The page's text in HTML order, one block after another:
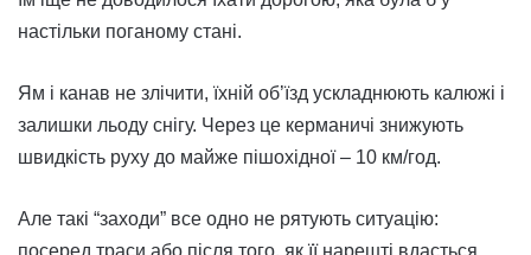
настільки поганому стані.
Ям і канав не злічити, їхній об’їзд ускладнюють калюжі і
залишки льоду снігу. Через це керманичі знижують
швидкість руху до майже пішохідної – 10 км/год.
Але такі “заходи” все одно не рятують ситуацію:
посеред траси або після того, як її нарешті вдасться